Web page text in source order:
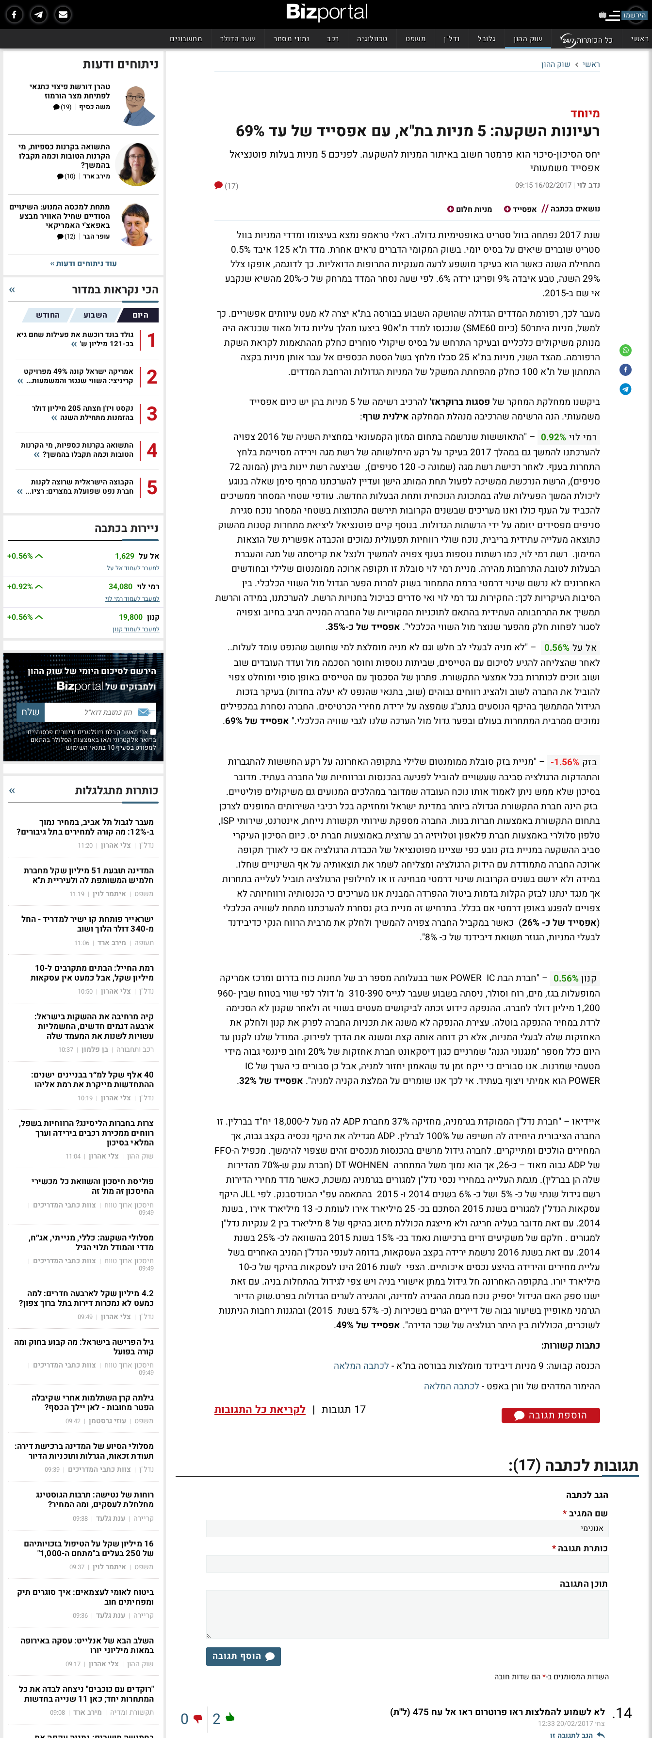
הירשמו
ראשי כל הכותרות שוק ההון גלובל נדל"ן משפט טכנולוגיה רכב נתוני מסחר שער הדולר מחשבונים
ראשי שוק ההון
מיוחד
רעיונות השקעה: 5 מניות בת"א, עם אפסייד של עד 69%
יחס הסיכון-סיכוי הוא פרמטר חשוב באיתור המניות להשקעה. לפניכם 5 מניות בעלות פוטנציאל
אפסייד משמעותי
נדב לוי |
16/02/2017 09:15
(17)
נושאים בכתבה
אפסייד מניות חלום
שנת 2017 נפתחה בוול סטריט באופטימיות גדולה. ראלי טראמפ נמצא בעיצומו ומדדי המניות בוול
סטריט שוברים שיאים על בסיס יומי. בשוק המקומי הדברים נראים אחרת. מדד ת"א 125 איבד 0.5%
מתחילת השנה כאשר הוא בעיקר מושפע לרעה מענקיות התרופות הדואליות. כך לדוגמה, אופקו צלל
29% השנה, טבע איבדה 9% ופריגו ירדה 6%. לפי שעה נסחר המדד במרחק של כ-20% מהשיא שנקבע
אי שם ב-2015.
מעבר לכך, רפורמת המדדים הגדולה שהושקה השבוע בבורסה בת"א יצרה לא מעט עיוותים אפשריים. כך
למשל, מניות היתר50 (כיום SME60) שנכנסו למדד ת"א90 ביצעו מהלך עליות גדול מאוד שכנראה היה
מנותק משיקולים כלכליים ובעיקר התרחש על בסיס שיקולי סוחרים כחלק מההתאמות לקראת השקת
הרפורמה. מהצד השני, מניות בת"א 25 סבלו מלחץ בשל הסטת הכספים אל עבר אותן מניות בקצה
התחתון של ת"א 100 כחלק מהפחתת המשקל של המניות הגדולות והרחבת המדדים.
ביקשנו ממחלקת המחקר של פסגות ברוקראז'
להרכיב רשימה של 5 מניות בהן יש כיום אפסייד
משמעותי. הנה הרשימה שהרכיבה מנהלת המחלקה אילנית שרף:
רמי לוי 0.92%
– "התאוששות שנרשמה בתחום המזון הקמעונאי במחצית השניה של 2016 צפויה
להערכתנו להמשך גם במהלך 2017 בעיקר על רקע היחלשותה של רשת מגה וירידה מסויימת בלחץ
התחרות בענף. לאחר רכישת רשת מגה (שמונה כ- 120 סניפים), שביצעה רשת יינות ביתן (המונה 72
סניפים), הרשת הנרכשת ממשיכה לפעול תחת המותג הישן ועדיין להערכתנו מרחף סימן שאלה בנוגע
ליכולת המשך הפעילות שלה במתכונת הנוכחית ותחת הבעלות החדשה. עודפי שטחי המסחר ממשיכים
להכביד על הענף כולו ואנו מעריכים שבשנים הקרובות תירשם התכווצות בשטחי המסחר נוכח סגירת
סניפים מפסידים יזומה על ידי הרשתות הגדולות. בנוסף קיים פוטנציאל ליציאת מתחרות קטנות מהשוק
כתוצאה מעלייה עתידית בריבית, נוכח שולי רווחיות תפעולית נמוכים והכבדה אפשרית של הוצאות
המימון. רשת רמי לוי, כמו רשתות נוספות בענף צפויה להמשיך ולנצל את קריסתה של מגה והעברת
הבעלות לטובת התרחבות מהירה. מניית רמי לוי סובלת זו תקופה ארוכה ממומנטום שלילי ובחודשים
האחרונים לא נרשם שינוי דרמטי ברמת התמחור בשוק למרות הפער הגדול מול השווי הכלכלי. בין
הסיבות העיקריות לכך: החקירות נגד רמי לוי ואי סדרים כביכול בחנויות הרשת. להערכתנו, במידה והרשת
תמשיך את התרחבותה העתידית בהתאם לתוכניות המקוריות של החברה המנייה תגיב בחיוב וצפויה
לסגור לפחות חלק מהפער שנוצר מול השווי הכלכלי". אפסייד של כ-35%
.
אל על 0.56%
– "לא מניה לבעלי לב חלש וגם לא מניה מומלצת למי שחושב שהנפט עומד לעלות..
לאחר שהצליחה להגיע לסיכום עם הטייסים, שביתות נוספות וחוסר הסכמה מול ועדד העובדים שוב
ושוב זוכים לכותרות בכל אמצעי התקשורת. פתרון של הסכסוך עם הטייסים באופן סופי ומוחלט צפוי
להוביל את החברה לשוב ולהציג רווחים גבוהים (שוב, בתנאי שהנפט לא יעלה בחדות) בעיקר בזכות
הגידול המתמשך בהיקף הנוסעים בנתב"ג שמפצה על ירידת מחירי הכרטיסים. החברה נסחרת במכפילים
נמוכים ממרבית המתחרות בעולם ובפער גדול מול הערכה שלנו לגבי שוויה הכלכלי." אפסייד של 69% .
בזק -1.56% – "מניית בזק סובלת ממומנטום שלילי בתקופה האחרונה על רקע החששות להתגברות
והתהדקות הרגולציה סביבה שעשויים להוביל לפגיעה בהכנסות וברווחיות של החברה בעתיד. מדובר
בסיכון שלא ממש ניתן לאמוד אותו נוכח העובדה שמדובר במהלכים המנועים גם משיקולים פוליטיים.
בזק הינה חברת התקשורת הגדולה ביותר במדינת ישראל ומחזיקה בכל רכיבי השירותים המופנים לצרכן
בתחום התקשורת באמצעות חברות בנות. החברה מספקת שירותי תקשורת נייחת, אינטרנט, שירותי ISP,
טלפון סלולרי באמצעות חברת פלאפון וטלויזיה רב ערוצית באמוצעות חברת יס. כיום הסיכון העיקרי
סביב ההשקעה במניית בזק נובע כפי שציינו מפוטנציאל של הכבדת הרגולציה אם כי לאורך תקופה
ארוכה החברה מתמודדת עם הידוק הרגולציה ומצליחה לשמר את תוצאותיה על אף השינויים שחלו.
במידה ולא ירשם בשנים הקרובות שינוי דרמטי מבחינה זו או לחילופין הרגולציה תוביל לעלייה בתחרות
אך מנגד ינתנו לבזק הקלות בדמות ביטול ההפרדה המבנית אנו מעריכים כי הכנסותיה ורווחיותה לא
צפויים להפגע באופן דרמטי אם בכלל. בתרחיש זה מניית בזק נסחרת להערכתנו מתחת לשוויה הכלכלי
(אפסייד של כ- 26%
) כאשר במקביל החברה צפויה להמשיך ולחלק את מרבית הרווח הנקי כדיבידנד
לבעלי המניות, הגוזר תשואת דיבידנד של כ- 8%".
קנון0.56%
– "חברת הבת POWER IC אשר בבעלותה מספר רב של תחנות כוח בדרום ומרכז אמריקה
המופעלות בגז, מים, רוח וסולר, ניסתה בשבוע שעבר לגייס 310-390 מ' דולר לפי שווי בטווח שבין 960-
1,200 מיליון דולר לחברה. ההנפקה כידוע זכתה לביקושים מעטים בשווי זה ולאחר שקנון לא הסכימה
לרדת במחיר ההנפקה בוטלה. עצירת ההנפקה לא משנה את תכניות החברה לפרק את קנון ולחלק את
האחזקות שלה לבעלי המניות, אלא רק דוחה אותה קצת ומשנה את הדרך לפירוק. המודל שלנו לקנון עד
היום כלל מספר "מנגנוני הגנה" שמרניים כגון דיסקאונט חברת אחזקות של 20% וחוב פיננסי גבוה מידי
מטעמי שמרנות. אנו סבורים כי ייקח זמן עד שהאמון יחזור למניה, אבל כן סבורים כי הערך של IC
POWER הוא אמיתי ויצוף בעתיד. אי לכך אנו שומרים על המלצת הקניה למניה".
אפסייד של 32% .
איידיאו – "חברת נדל"ן הממוקדת בגרמניה, מחזיקה 37% מחברת ADP לה מעל ל-18,000 יח"ד בברלין. זו
החברה הציבורית היחידה לה חשיפה של 100% לברלין. ADP מגדילה את היקף נכסיה בקצב גבוה, אך
המחירים הולכים ומתייקרים. לחברה גידול מרשים בהכנסות מנכסים זהים שצפוי להימשך. מכפיל ה-FFO
של ADP גבוה מאוד – כ-26, אך הוא נמוך משל המתחרה DT WOHNEN (חברת ענק ש-70% מהדירות
שלה הן בברלין). מגמת העלייה במחירי נכסי נדל"ן למגורים בגרמניה נמשכת, כאשר מדד מחירי הדירות
רשם גידול שנתי של כ- 5% ושל כ- 6% בשנים 2014 ו- 2015 בהתאמה עפ"י הבונדסבנק. לפי JLL היקף
עסקאות הנדל"ן למגורים בשנת 2015 הסתכם בכ- 25 מיליארד אירו לעומת כ- 13 מיליארד אירו , בשנת
2014. עם זאת מדובר בעליה חריגה ולא מייצגת הכוללת מיזוג בהיקף של 8 מיליארד בין 2 ענקיות נדל"ן
למגורים . חלקם של משקיעים זרים ברכישות נאמד בכ- 15% בשנת 2015 בהשוואה לכ- 25% בשנת
2014. עם זאת בשנת 2016 נרשמת ירידה בקצב העסקאות, בדומה לענפי הנדל"ן המניב האחרים בשל
עליית מחירים והירידה בהיצע נכסים איכותיים. הצפי לשנת 2016 הינו לעסקאות בהיקף של כ-10
מיליארד יורו. בתקופה האחרונה חל גידול במתן אישורי בניה ויש צפי לגידול בהתחלות בניה. עם זאת
ישנו ספק האם הגידול יספיק נוכח מגמת ההגירה למדינה, וההגירה לערים הגדולות בפרט.שוק הדיור
הגרמני מאופיין בשיעור גבוה של דיירים הגרים בשכירות (כ- 57% בשנת 2015) ובהגנות רחבות הניתנות
לשוכרים, הכוללות בין היתר רגולציה של שכר הדירה". אפסייד של 49%
.
כתבות קשורות:
הכנסה קבועה: 9 מניות דיבידנד מומלצות בבורסה בת"א -
לכתבה המלאה
ההימור המדהים של וורן באפט - לכתבה המלאה
הוספת תגובה 17 תגובות | לקריאת כל התגובות
תגובות לכתבה (17)
:
הגב לכתבה
שם המגיב*
כותרת תגובה*
תוכן התגובה
הוסף תגובה
השדות המסומנים ב-*הם שדות חובה
14
. לא לשמוע להמלצות ראו פרוטרום ראו אל עח 475 (ל"ת)
צחי20/02/2017 12:33
הגב לתגובה זו
2
0
ניתוחים ודעות
טהרן דורשת פיצוי כתנאי
לפתיחת מצר הורמוז
משה כסיף |
(19)
התשואה בקרנות כספיות, מי
הקרנות הטובות וכמה תקבלו
בהמשך?
מירב ארד |
(10)
מתחת למכסה המנוע: השינויים
הסודיים שחיל האוויר מבצע
באפאצ'י האמריקאי
עופר הבר |
(12)
עוד ניתוחים ודעות
הכי נקראות במדור
היום השבוע החודש
1
גולד בונד רוכשת את פעילות שחם גיא
בכ-121 מיליון ש'
2
אמריקה ישראל קונה 49% מפרויקט
קריניצי: השווי שנגזר והמשמעות...
3
נקסט ויז'ן חצתה 205 מיליון דולר
בהזמנות מתחילת השנה
4
התשואה בקרנות כספיות, מי הקרנות
הטובות וכמה תקבלו בהמשך?
5
הקבוצה הישראלית שרוצה לקנות
חברת נפט שפועלת במצרים: רציו...
ניירות בכתבה
אל על 1,629
+0.56%
למעבר לעמוד אל על
רמי לוי 34,080
+0.92%
למעבר לעמוד רמי לוי
קנון 19,800
+0.56%
למעבר לעמוד קנון
הירשם לסיכום היומי של שוק ההון
ולמבזקים של
אני מאשר קבלת ניוזלטרים ודיוורים פרסומיים
בדואר אלקטרוני ו/או באמצעות הסלולר בהתאם
למפורט בסעיף 10 בתנאי השימוש
כותרות מתגלגלות
מעבר לגבול תל אביב, במחיר נמוך
ב-12%: מה קורה למחירים בתל גיבורים?
נדל"ן | צלי אהרון |
11:20
המדינה תובעת 51 מיליון שקל מחברת
חלמיש המשותפת לה ולעיריית ת"א
משפט | איתמר לוין |
11:19
ישראייר פותחת קו ישיר למדריד - החל
מ-340 דולר הלוך ושוב
תעופה | מירב ארד |
11:06
רמת החייל: הבתים מתקרבים ל-10
מיליון שקל, אבל כמעט אין עסקאות
נדל"ן | צלי אהרון |
10:50
קיה מרחיבה את ההשקות בישראל:
ארבעה דגמים חדשים, החשמליות
עשויות לשנות את המעמד שלה
רכב ותחבורה | בן פלמון |
10:37
40 אלף שקל למ״ר בבניינים ישנים:
ההתחדשות מייקרת את רמת אליהו
נדל"ן | צלי אהרון |
10:19
צרות בחברות הליסינג? הרווחיות בשפל,
רווחים ממכירת רכבים בירידה וערך
המלאי בסיכון
שוק ההון | צלי אהרון |
11:04
פוליסת חיסכון והשוואת כל מכשירי
החיסכון זה מול זה
חיסכון ארוך טווח | צוות כתבי המדריכים |
09:49
מסלולי השקעה: כללי, מנייתי, אג״ח,
מדדי והמודל תלוי הגיל
חיסכון ארוך טווח | צוות כתבי המדריכים |
09:49
4.2 מיליון שקל לארבעה חדרים: למה
כמעט לא נמכרות דירות בתל ברוך צפון?
נדל"ן | צלי אהרון |
09:49
גיל הפרישה בישראל: מה קבוע בחוק ומה
קורה בפועל
חיסכון ארוך טווח | צוות כתבי המדריכים |
09:49
גילתה קרן השתלמות אחרי שקיבלה
הפטר מחובות - לאן יילך הכסף?
משפט | עוזי גרסטמן |
09:42
מסלולי הסיוע של המדינה ברכישת דירה:
תעודת זכאות, הגרלות ותוכניות הדיור
נדל"ן | צוות כתבי המדריכים |
09:39
רוחות של נטישה: תרבות הגוסטינג
מחלחלת לעסקים, ומה המחיר?
קריירה | ענת גלעד |
09:38
16 מיליון שקל על הטיפול בזכויותיהם
של 250 בעלים ב"מתחם ה-1,000"
משפט | איתמר לוין |
09:37
ביטוח לאומי לעצמאים: איך סוגרים תיק
ומפחיתים חוב
קריירה | ענת גלעד |
09:36
השלב הבא של אנלייט: עסקה באירופה
במאות מיליוני יורו
שוק ההון | צלי אהרון |
09:17
"רוקדים עם כוכבים" ניצחה לבדה את כל
המתחרות יחד; כאן 11 שנייה בחדשות
תקשורת ומדיה | מירב ארד |
09:08